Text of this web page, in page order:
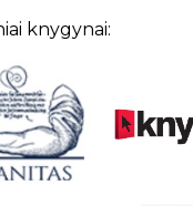
knygynai: